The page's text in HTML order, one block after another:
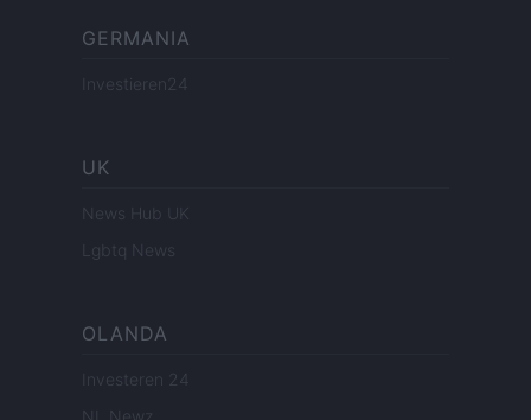
GERMANIA
Investieren24
UK
News Hub UK
Lgbtq News
OLANDA
Investeren 24